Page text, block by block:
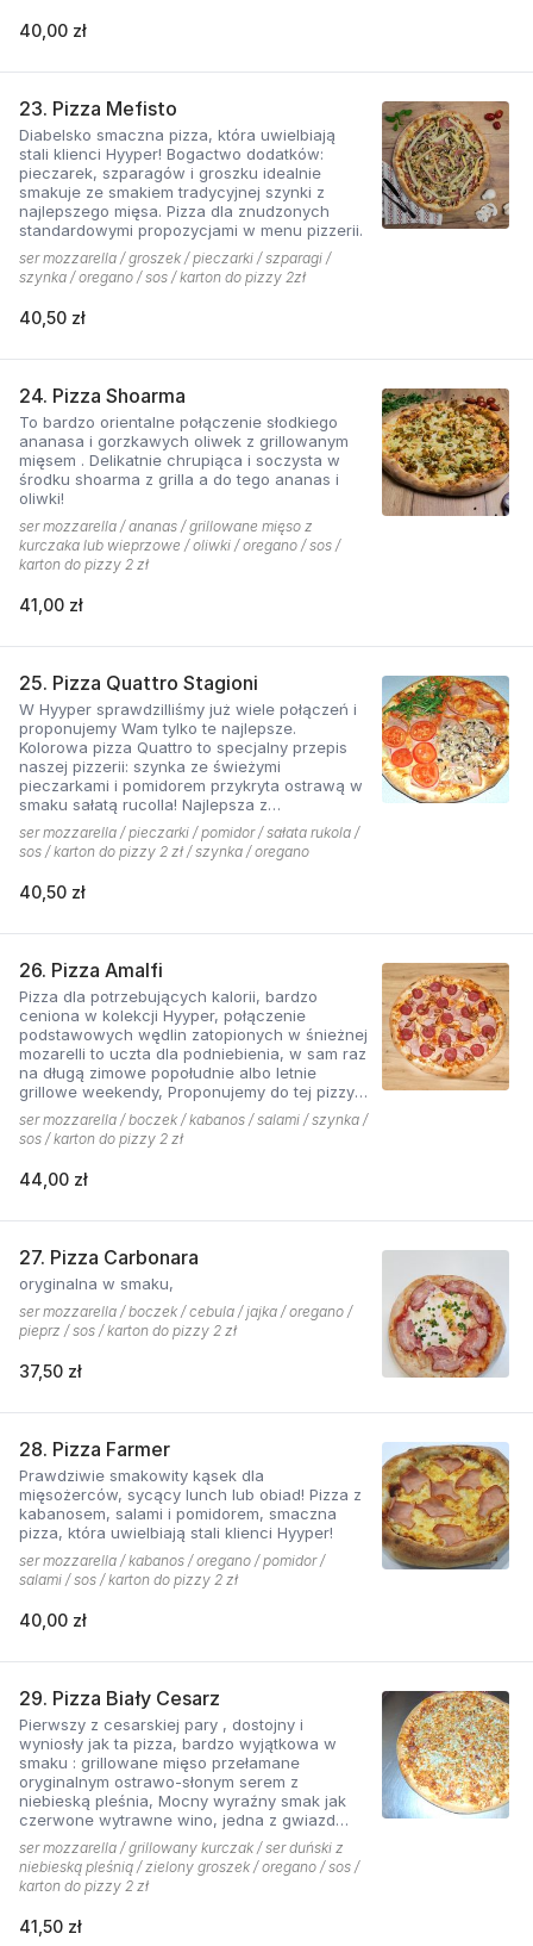
40,00 zł
23. Pizza Mefisto
Diabelsko smaczna pizza, która uwielbiają
stali klienci Hyyper! Bogactwo dodatków:
pieczarek, szparagów i groszku idealnie
smakuje ze smakiem tradycyjnej szynki z
najlepszego mięsa. Pizza dla znudzonych
standardowymi propozycjami w menu pizzerii.
ser mozzarella / groszek / pieczarki / szparagi /
szynka / oregano / sos / karton do pizzy 2zł
40,50 zł
24. Pizza Shoarma
To bardzo orientalne połączenie słodkiego
ananasa i gorzkawych oliwek z grillowanym
mięsem . Delikatnie chrupiąca i soczysta w
środku shoarma z grilla a do tego ananas i
oliwki!
ser mozzarella / ananas / grillowane mięso z
kurczaka lub wieprzowe / oliwki / oregano / sos /
karton do pizzy 2 zł
41,00 zł
25. Pizza Quattro Stagioni
W Hyyper sprawdzilliśmy już wiele połączeń i
proponujemy Wam tylko te najlepsze.
Kolorowa pizza Quattro to specjalny przepis
naszej pizzerii: szynka ze świeżymi
pieczarkami i pomidorem przykryta ostrawą w
smaku sałatą rucolla! Najlepsza z
czosnkowym sosem według naszej receptury
ser mozzarella / pieczarki / pomidor / sałata rukola /
sos / karton do pizzy 2 zł / szynka / oregano
40,50 zł
26. Pizza Amalfi
Pizza dla potrzebujących kalorii, bardzo
ceniona w kolekcji Hyyper, połączenie
podstawowych wędlin zatopionych w śnieżnej
mozarelli to uczta dla podniebienia, w sam raz
na długą zimowe popołudnie albo letnie
grillowe weekendy, Proponujemy do tej pizzy
sos pomidorowy pikantny z dodatkiem cebuli.
ser mozzarella / boczek / kabanos / salami / szynka /
sos / karton do pizzy 2 zł
44,00 zł
27. Pizza Carbonara
oryginalna w smaku,
ser mozzarella / boczek / cebula / jajka / oregano /
pieprz / sos / karton do pizzy 2 zł
37,50 zł
28. Pizza Farmer
Prawdziwie smakowity kąsek dla
mięsożerców, sycący lunch lub obiad! Pizza z
kabanosem, salami i pomidorem, smaczna
pizza, która uwielbiają stali klienci Hyyper!
ser mozzarella / kabanos / oregano / pomidor /
salami / sos / karton do pizzy 2 zł
40,00 zł
29. Pizza Biały Cesarz
Pierwszy z cesarskiej pary , dostojny i
wyniosły jak ta pizza, bardzo wyjątkowa w
smaku : grillowane mięso przełamane
oryginalnym ostrawo-słonym serem z
niebieską pleśnia, Mocny wyraźny smak jak
czerwone wytrawne wino, jedna z gwiazd
kolekcji pizzerii Hyyper.
ser mozzarella / grillowany kurczak / ser duński z
niebieską pleśnią / zielony groszek / oregano / sos /
karton do pizzy 2 zł
41,50 zł